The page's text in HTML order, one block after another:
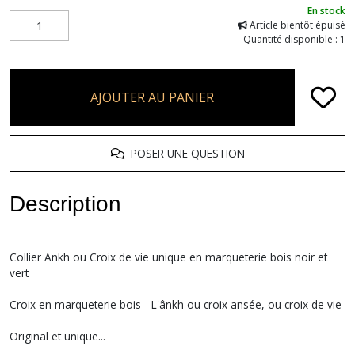
En stock
Article bientôt épuisé
Quantité disponible : 1
AJOUTER AU PANIER
POSER UNE QUESTION
Description
Collier Ankh ou Croix de vie unique en marqueterie bois noir et
vert
Croix en marqueterie bois - L'ânkh ou croix ansée, ou croix de vie
Original et unique...